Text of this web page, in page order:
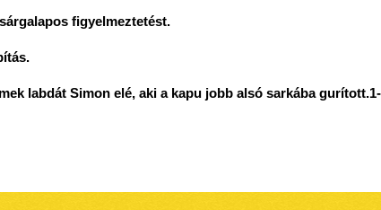
figyelmeztetést.
labdát Simon elé, aki a kapu jobb alsó sarkába